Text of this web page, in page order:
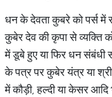
धन के देवता कुबरे को पर्स में
कुबेर देव की कृपा से व्यक्ति
में डूबे हुए या फिर धन संबंधी
के पत्र पर कुबेर यंत्र या
में कौड़ी, हल्दी या केसर